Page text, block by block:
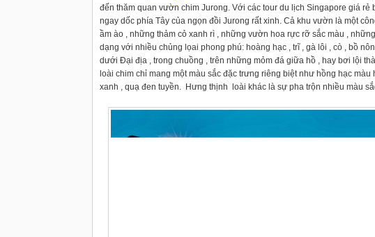
đến thăm quan vườn chim Jurong. Với các tour du lịch Singapore giá
ngay dốc phía Tây của ngọn đồi Jurong rất xinh. Cả khu vườn là một
ầm ào , những thảm cỏ xanh rì , những vườn hoa rực rỡ sắc màu ,
dạng với nhiều chủng lọai phong phú: hoàng hạc , trĩ , gà lôi , cò , bồ
dưới Đại địa , trong chuồng , trên những mỏm đá giữa hồ , hay bơi lội
loài chim chỉ mang một màu sắc đặc trưng riêng biệt như hồng hạc
xanh , quạ đen tuyền. Hưng thịnh loài khác là sự pha trộn nhiều màu